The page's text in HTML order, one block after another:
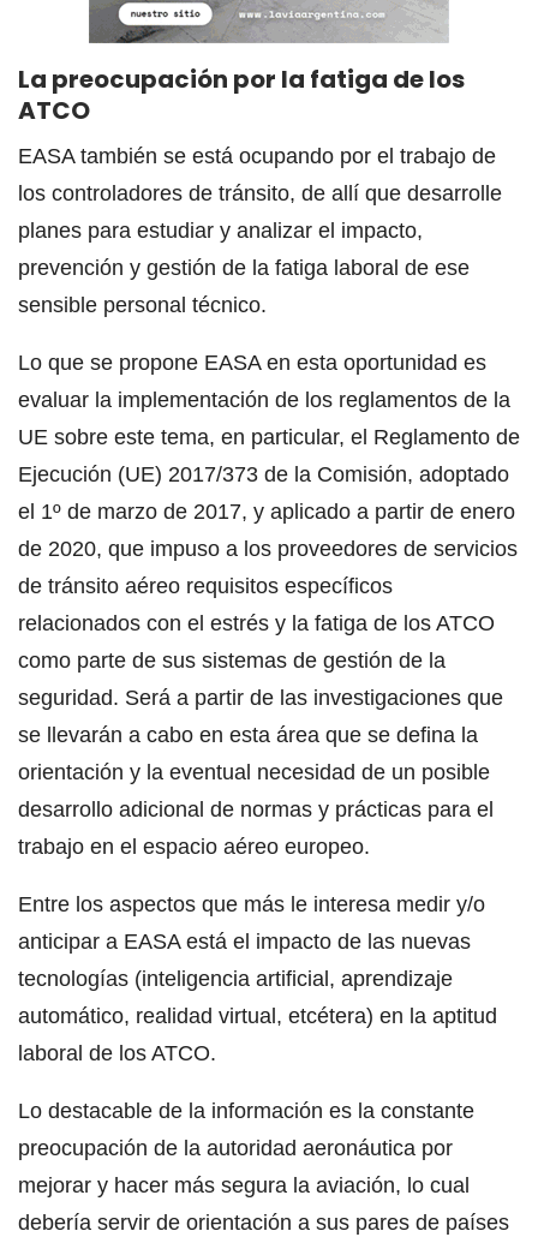
La preocupación por la fatiga de los
ATCO
EASA también se está ocupando por el trabajo de
los controladores de tránsito, de allí que desarrolle
planes para estudiar y analizar el impacto,
prevención y gestión de la fatiga laboral de ese
sensible personal técnico.
Lo que se propone EASA en esta oportunidad es
evaluar la implementación de los reglamentos de la
UE sobre este tema, en particular, el Reglamento de
Ejecución (UE) 2017/373 de la Comisión, adoptado
el 1º de marzo de 2017, y aplicado a partir de enero
de 2020, que impuso a los proveedores de servicios
de tránsito aéreo requisitos específicos
relacionados con el estrés y la fatiga de los ATCO
como parte de sus sistemas de gestión de la
seguridad. Será a partir de las investigaciones que
se llevarán a cabo en esta área que se defina la
orientación y la eventual necesidad de un posible
desarrollo adicional de normas y prácticas para el
trabajo en el espacio aéreo europeo.
Entre los aspectos que más le interesa medir y/o
anticipar a EASA está el impacto de las nuevas
tecnologías (inteligencia artificial, aprendizaje
automático, realidad virtual, etcétera) en la aptitud
laboral de los ATCO.
Lo destacable de la información es la constante
preocupación de la autoridad aeronáutica por
mejorar y hacer más segura la aviación, lo cual
debería servir de orientación a sus pares de países